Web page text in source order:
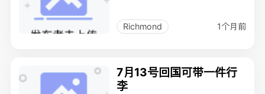
带，列治文面交
Richmond 1个月前
7月13号回国可带一件行
李